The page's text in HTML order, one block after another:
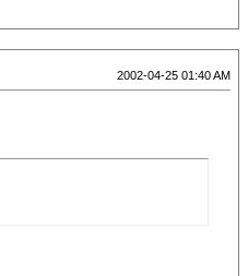
2002-04-25 01:40 AM